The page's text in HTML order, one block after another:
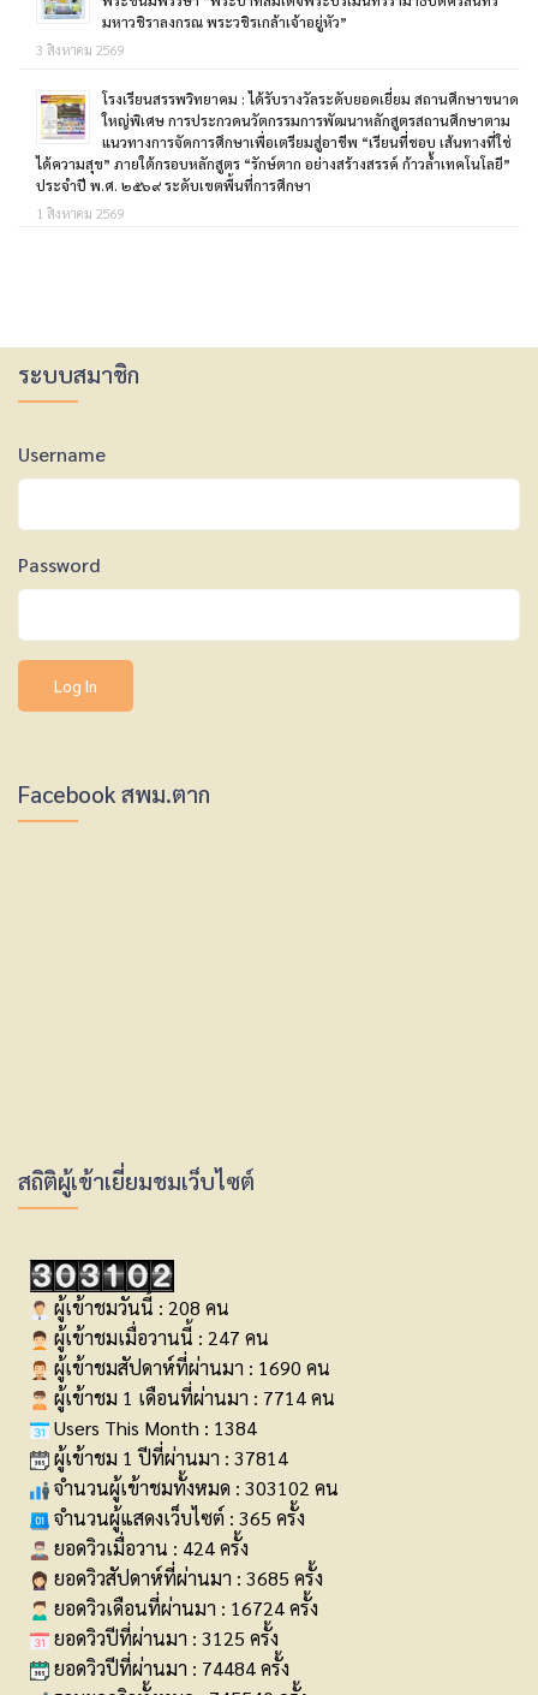
มหาวชิราลงกรณ พระวชิรเกล้าเจ้าอยู่หัว”
3 สิงหาคม 2569
โรงเรียนสรรพวิทยาคม : ได้รับรางวัลระดับยอดเยี่ยม สถานศึกษาขนาด
ใหญ่พิเศษ การประกวดนวัตกรรมการพัฒนาหลักสูตรสถานศึกษาตาม
แนวทางการจัดการศึกษาเพื่อเตรียมสู่อาชีพ “เรียนที่ชอบ เส้นทางที่ใช่
ได้ความสุข” ภายใต้กรอบหลักสูตร “รักษ์ตาก อย่างสร้างสรรค์ ก้าวล้ำเทคโนโลยี”
ประจำปี พ.ศ. ๒๕๖๙ ระดับเขตพื้นที่การศึกษา
1 สิงหาคม 2569
ระบบสมาชิก
Username
Password
Facebook สพม.ตาก
สถิติผู้เข้าเยี่ยมชมเว็บไซต์
ผู้เข้าชมวันนี้ : 208 คน
ผู้เข้าชมเมื่อวานนี้ : 247 คน
ผู้เข้าชมสัปดาห์ที่ผ่านมา : 1690 คน
ผู้เข้าชม 1 เดือนที่ผ่านมา : 7714 คน
Users This Month : 1384
ผู้เข้าชม 1 ปีที่ผ่านมา : 37814
จำนวนผู้เข้าชมทั้งหมด : 303102 คน
จำนวนผู้แสดงเว็บไซต์ : 365 ครั้ง
ยอดวิวเมื่อวาน : 424 ครั้ง
ยอดวิวสัปดาห์ที่ผ่านมา : 3685 ครั้ง
ยอดวิวเดือนที่ผ่านมา : 16724 ครั้ง
ยอดวิวปีที่ผ่านมา : 3125 ครั้ง
ยอดวิวปีที่ผ่านมา : 74484 ครั้ง